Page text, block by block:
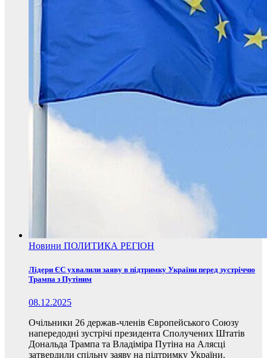
Новини ПОЛИТИКА РЕГІОН
Лідери ЄС ухвалили заяву в підтримку України перед зустріччю
Трампа з Путіним
08.12.2025
Очільники 26 держав-членів Європейського Союзу
напередодні зустрічі президента Сполучених Штатів
Дональда Трампа та Владіміра Путіна на Алясці
затвердили спільну заяву на підтримку України.